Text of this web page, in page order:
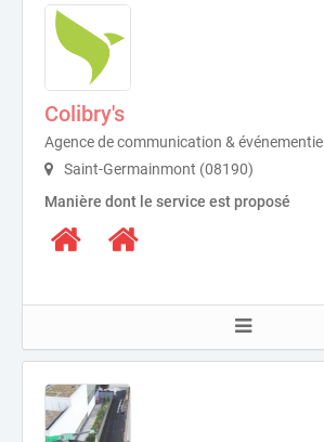
Colibry's
Agence de communication & événementiel
Saint-Germainmont (08190)
Manière dont le service est proposé